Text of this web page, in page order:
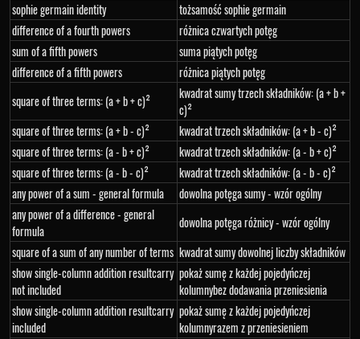
sophie germain identity
tożsamość sophie germain
difference of a fourth powers
różnica czwartych potęg
sum of a fifth powers
suma piątych potęg
difference of a fifth powers
różnica piątych potęg
square of three terms: (a + b + c)²
kwadrat sumy trzech składników: (a + b +
c)²
square of three terms: (a + b - c)²
kwadrat trzech składników: (a + b - c)²
square of three terms: (a - b + c)²
kwadrat trzech składników: (a - b + c)²
square of three terms: (a - b - c)²
kwadrat trzech składników: (a - b - c)²
any power of a sum - general formula
dowolna potęga sumy - wzór ogólny
any power of a difference - general
formula
dowolna potęga różnicy - wzór ogólny
square of a sum of any number of terms kwadrat sumy dowolnej liczby składników
show single-column addition resultcarry
not included
pokaż sumę z każdej pojedyńczej
kolumnybez dodawania przeniesienia
show single-column addition resultcarry
included
pokaż sumę z każdej pojedyńczej
kolumnyrazem z przeniesieniem